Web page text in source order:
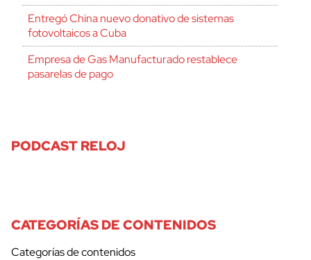
Entregó China nuevo donativo de sistemas
fotovoltaicos a Cuba
Empresa de Gas Manufacturado restablece
pasarelas de pago
PODCAST RELOJ
CATEGORÍAS DE CONTENIDOS
Categorías de contenidos